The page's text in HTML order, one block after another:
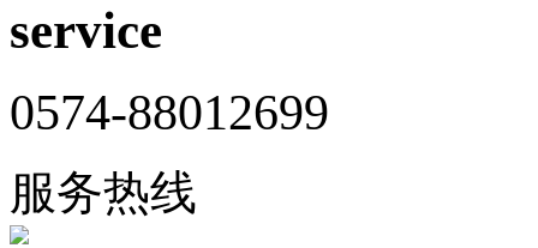
service
0574-88012699
服务热线